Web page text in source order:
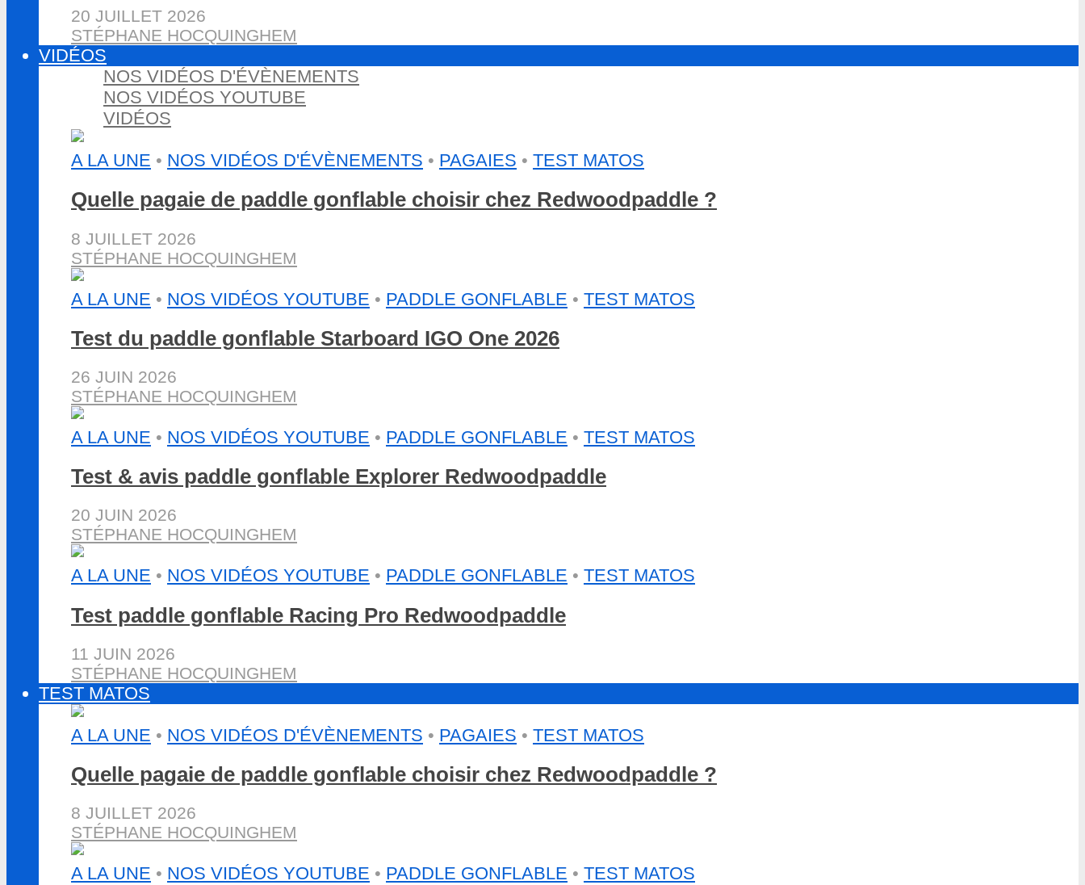
20 JUILLET 2026
STÉPHANE HOCQUINGHEM
VIDÉOS
NOS VIDÉOS D'ÉVÈNEMENTS
NOS VIDÉOS YOUTUBE
VIDÉOS
A LA UNE • NOS VIDÉOS D'ÉVÈNEMENTS • PAGAIES • TEST MATOS
Quelle pagaie de paddle gonflable choisir chez Redwoodpaddle ?
8 JUILLET 2026
STÉPHANE HOCQUINGHEM
A LA UNE • NOS VIDÉOS YOUTUBE • PADDLE GONFLABLE • TEST MATOS
Test du paddle gonflable Starboard IGO One 2026
26 JUIN 2026
STÉPHANE HOCQUINGHEM
A LA UNE • NOS VIDÉOS YOUTUBE • PADDLE GONFLABLE • TEST MATOS
Test & avis paddle gonflable Explorer Redwoodpaddle
20 JUIN 2026
STÉPHANE HOCQUINGHEM
A LA UNE • NOS VIDÉOS YOUTUBE • PADDLE GONFLABLE • TEST MATOS
Test paddle gonflable Racing Pro Redwoodpaddle
11 JUIN 2026
STÉPHANE HOCQUINGHEM
TEST MATOS
A LA UNE • NOS VIDÉOS D'ÉVÈNEMENTS • PAGAIES • TEST MATOS
Quelle pagaie de paddle gonflable choisir chez Redwoodpaddle ?
8 JUILLET 2026
STÉPHANE HOCQUINGHEM
A LA UNE • NOS VIDÉOS YOUTUBE • PADDLE GONFLABLE • TEST MATOS